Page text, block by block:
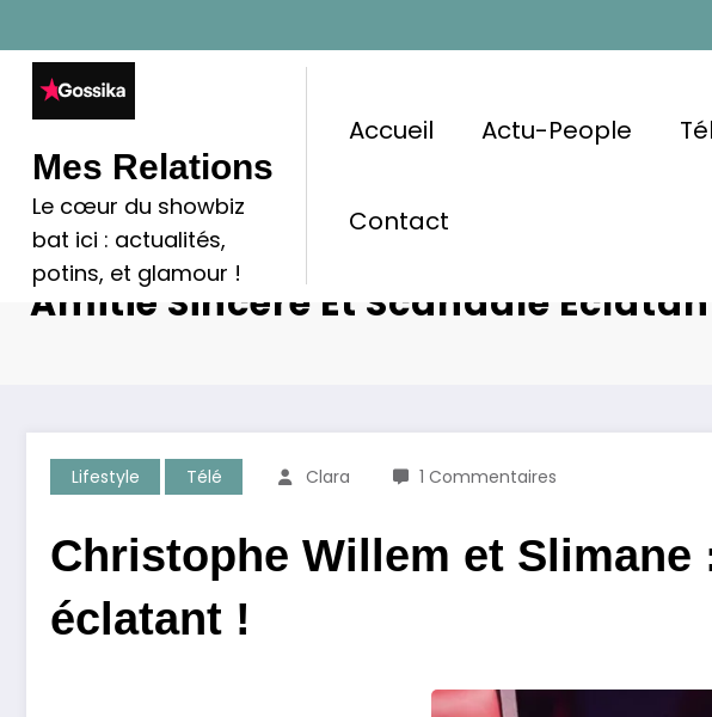
au
contenu
Mes Relations
Le cœur du showbiz
bat ici : actualités,
potins, et glamour !
Accueil Actu-People
Contact
Christophe Willem Et Slimane :
Amitié Sincère Et Scandale
Lifestyle Télé Clara 1 Commentaires
Christophe Willem et
éclatant !